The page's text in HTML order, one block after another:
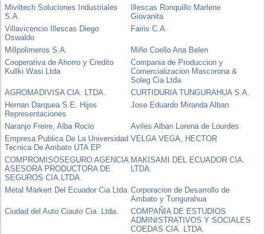
Miviltech Soluciones Industriales
S.A.
Illescas Ronquillo Marlene
Giovanita
Villavicencio Illescas Diego
Oswaldo
Fairis C.A.
Millpolimeros S.A.
Miño Coello Ana Belen
Cooperativa de Ahorro y Credito
Kullki Wasi Ltda
Compania de Produccion y
Comercializacion Mascorona &
Soleg Cia Ltda
AGROMADIVISA CIA. LTDA.
CURTIDURIA TUNGURAHUA S.A.
Hernan Darquea S.E. Hijos
Representaciones
Jose Eduardo Miranda Alban
Naranjo Freire, Alba Rocio
Aviles Alban Lorena de Lourdes
Empresa Publica De La Universidad
Tecnica De Ambato UTA EP
VELGA VEGA, HECTOR
COMPROMISOSEGURO AGENCIA
ASESORA PRODUCTORA DE
SEGUROS CIA.LTDA.
MAKISAMI DEL ECUADOR CIA.
LTDA.
Metal Markert Del Ecuador Cia Ltda Corporacion de Desarrollo de
Ambato y Tungurahua
Ciudad del Auto Ciauto Cia. Ltda.
COMPAÑIA DE ESTUDIOS
ADMINISTRATIVOS Y SOCIALES
COEDAS CIA. LTDA.